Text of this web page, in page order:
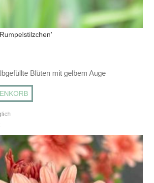
Blüten mit gelbem Auge